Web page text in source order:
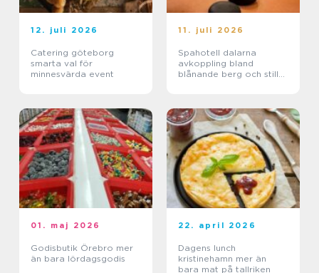
12. juli 2026
Catering göteborg
smarta val för
minnesvärda event
11. juli 2026
Spahotell dalarna
avkoppling bland
blånande berg och stilla
01. maj 2026
Godisbutik Örebro mer
än bara lördagsgodis
22. april 2026
Dagens lunch
kristinehamn mer än
bara mat på tallriken